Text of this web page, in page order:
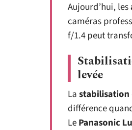
Aujourd’hui, les
caméras
f/1.4 peut
levée
Lastabilisation
différence
LePanasonic